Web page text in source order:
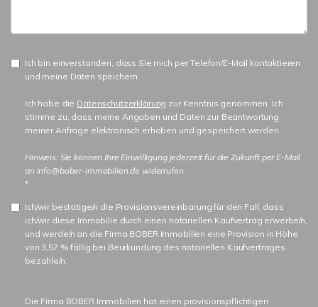
Ich bin einverstanden, dass Sie mich per Telefon/E-Mail kontaktieren
und meine Daten speichern.
Ich habe die Datenschutzerklärung zur Kenntnis genommen. Ich
stimme zu, dass meine Angaben und Daten zur Beantwortung
meiner Anfrage elektronisch erhoben und gespeichert werden.
Hinweis: Sie können Ihre Einwilligung jederzeit für die Zukunft per E-Mail
an info@bober-immobilien.de widerrufen.
*
Ich/wir bestätige/n die Provisionsvereinbarung für den Fall, dass
ich/wir diese Immobilie durch einen notariellen Kaufvertrag erwerbe/n,
und werde/n an die Firma BOBER Immobilien eine Provision in Höhe
von 3,57 % fällig bei Beurkundung des notariellen Kaufvertrages
bezahle/n.
Die Firma BOBER Immobilien hat einen provisionspflichtigen